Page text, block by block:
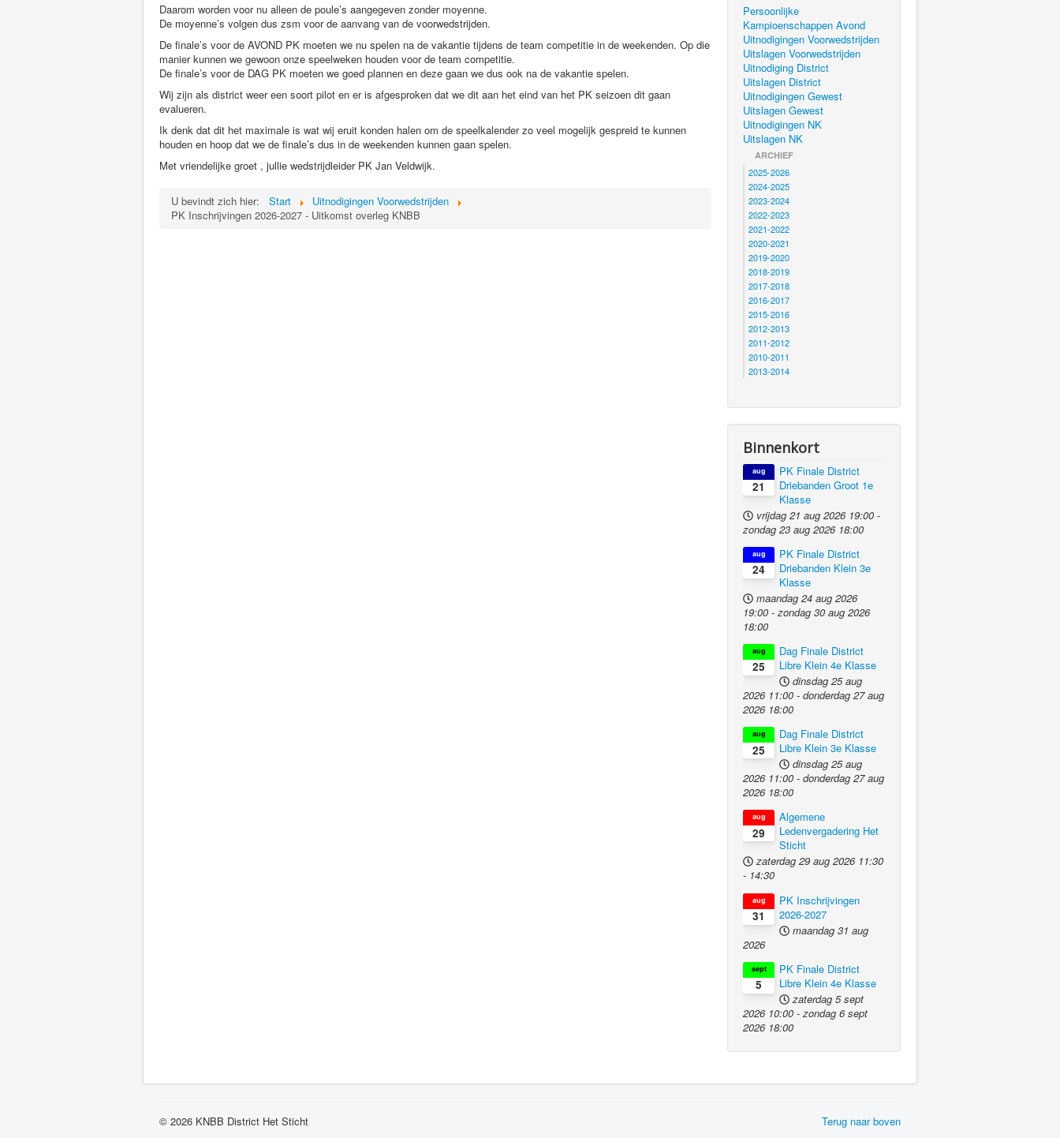
Daarom worden voor nu alleen de poule’s aangegeven zonder moyenne.
De moyenne’s volgen dus zsm voor de aanvang van de voorwedstrijden.
De finale’s voor de AVOND PK moeten we nu spelen na de vakantie tijdens de team competitie in de weekenden. Op die
manier kunnen we gewoon onze speelweken houden voor de team competitie.
De finale’s voor de DAG PK moeten we goed plannen en deze gaan we dus ook na de vakantie spelen.
Wij zijn als district weer een soort pilot en er is afgesproken dat we dit aan het eind van het PK seizoen dit gaan
evalueren.
Ik denk dat dit het maximale is wat wij eruit konden halen om de speelkalender zo veel mogelijk gespreid te kunnen
houden en hoop dat we de finale’s dus in de weekenden kunnen gaan spelen.
Met vriendelijke groet , jullie wedstrijdleider PK Jan Veldwijk.
U bevindt zich hier: Start
Uitnodigingen Voorwedstrijden
PK Inschrijvingen 2026-2027 - Uitkomst overleg KNBB
Persoonlijke
Kampioenschappen Avond
Uitnodigingen Voorwedstrijden
Uitslagen Voorwedstrijden
Uitnodiging District
Uitslagen District
Uitnodigingen Gewest
Uitslagen Gewest
Uitnodigingen NK
Uitslagen NK
ARCHIEF
2025-2026
2024-2025
2023-2024
2022-2023
2021-2022
2020-2021
2019-2020
2018-2019
2017-2018
2016-2017
2015-2016
2012-2013
2011-2012
2010-2011
2013-2014
Binnenkort
21
aug
PK Finale District
Driebanden Groot 1e
Klasse
vrijdag 21 aug 2026 19:00 -
zondag 23 aug 2026 18:00
24
aug
PK Finale District
Driebanden Klein 3e
Klasse
maandag 24 aug 2026
19:00 - zondag 30 aug 2026
18:00
25
aug
Dag Finale District
Libre Klein 4e Klasse
dinsdag 25 aug
2026 11:00 - donderdag 27 aug
2026 18:00
25
aug
Dag Finale District
Libre Klein 3e Klasse
dinsdag 25 aug
2026 11:00 - donderdag 27 aug
2026 18:00
29
aug
Algemene
Ledenvergadering Het
Sticht
zaterdag 29 aug 2026 11:30
- 14:30
31
aug
PK Inschrijvingen
2026-2027
maandag 31 aug
2026
5
sept
PK Finale District
Libre Klein 4e Klasse
zaterdag 5 sept
2026 10:00 - zondag 6 sept
2026 18:00
Terug naar boven
© 2026 KNBB District Het Sticht